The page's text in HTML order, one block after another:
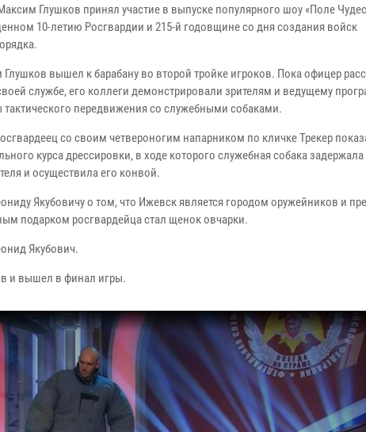
Глушков принял участие в выпуске популярного шоу «Поле
10-летию Росгвардии и 215-й годовщине со дня создания войск
вышел к барабану во второй тройке игроков. Пока офицер
службе, его коллеги демонстрировали зрителям и ведущему
передвижения со служебными собаками.
со своим четвероногим напарником по кличке Трекер
курса дрессировки, в ходе которого служебная собака
и осуществила его конвой.
Якубовичу о том, что Ижевск является городом оружейников и
подарком росгвардейца стал щенок овчарки.
Якубович.
и вышел в финал игры.